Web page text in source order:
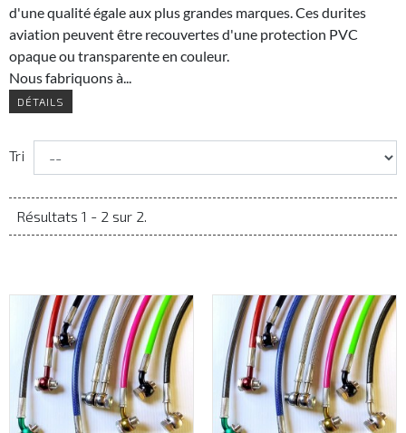
d'une qualité égale aux plus grandes marques. Ces durites
aviation peuvent être recouvertes d'une protection PVC
opaque ou transparente en couleur.
Nous fabriquons à...
DÉTAILS
Tri
Résultats 1 - 2 sur 2.